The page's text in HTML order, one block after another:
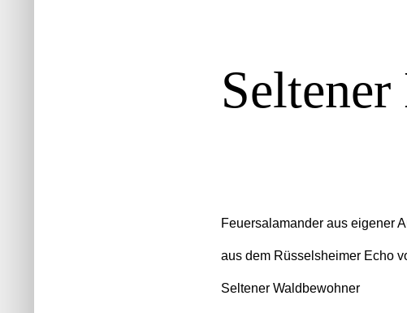
Feuersalamander aus eigener
aus dem Rüsselsheimer Echo
Seltener Waldbewohner